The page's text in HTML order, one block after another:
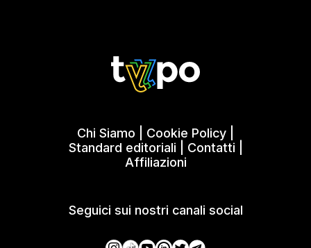
Chi Siamo Cookie Policy
Standard editoriali
Contatti
Affiliazioni
Seguici sui nostri canali social